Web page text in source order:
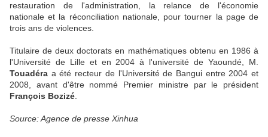
restauration de l'administration, la relance de l'économie
nationale et la réconciliation nationale, pour tourner la page de
trois ans de violences.
Titulaire de deux doctorats en mathématiques obtenu en 1986 à
l'Université de Lille et en 2004 à l'université de Yaoundé, M.
Touadéra a été recteur de l'Université de Bangui entre 2004 et
2008, avant d'être nommé Premier ministre par le président
François Bozizé
Source: Agence de presse Xinhua